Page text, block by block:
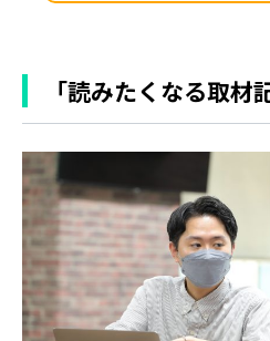
「読みたくなる取